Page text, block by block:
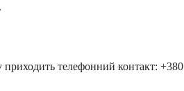
телефонний контакт: +380